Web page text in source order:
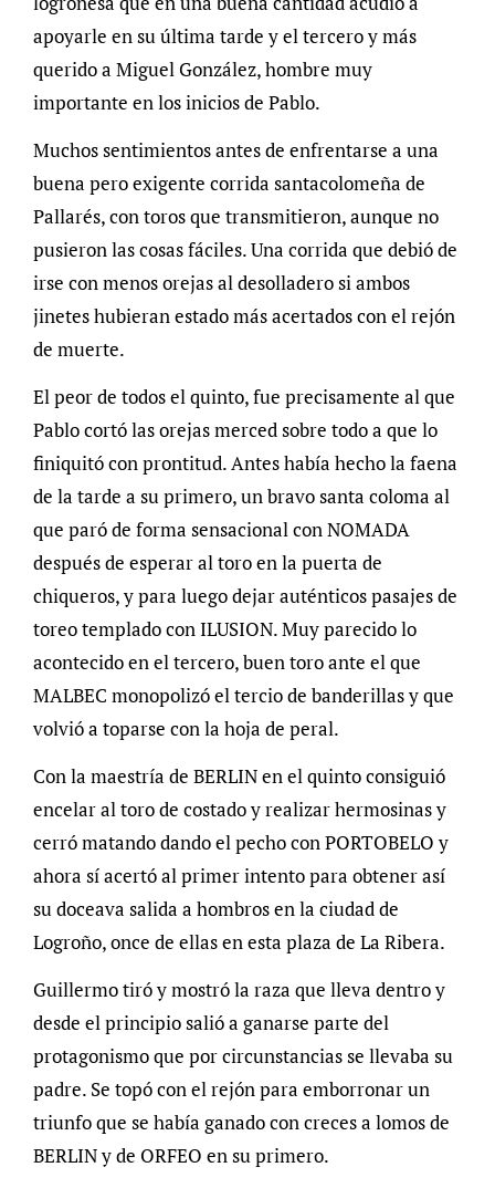
apoyarle en su última tarde y el tercero y más
querido a Miguel González, hombre muy
importante en los inicios de Pablo.
Muchos sentimientos antes de enfrentarse a una
buena pero exigente corrida santacolomeña de
Pallarés, con toros que transmitieron, aunque no
pusieron las cosas fáciles. Una corrida que debió de
irse con menos orejas al desolladero si ambos
jinetes hubieran estado más acertados con el rejón
de muerte.
El peor de todos el quinto, fue precisamente al que
Pablo cortó las orejas merced sobre todo a que lo
finiquitó con prontitud. Antes había hecho la faena
de la tarde a su primero, un bravo santa coloma al
que paró de forma sensacional con NOMADA
después de esperar al toro en la puerta de
chiqueros, y para luego dejar auténticos pasajes de
toreo templado con ILUSION. Muy parecido lo
acontecido en el tercero, buen toro ante el que
MALBEC monopolizó el tercio de banderillas y que
volvió a toparse con la hoja de peral.
Con la maestría de BERLIN en el quinto consiguió
encelar al toro de costado y realizar hermosinas y
cerró matando dando el pecho con PORTOBELO y
ahora sí acertó al primer intento para obtener así
su doceava salida a hombros en la ciudad de
Logroño, once de ellas en esta plaza de La Ribera.
Guillermo tiró y mostró la raza que lleva dentro y
desde el principio salió a ganarse parte del
protagonismo que por circunstancias se llevaba su
padre. Se topó con el rejón para emborronar un
triunfo que se había ganado con creces a lomos de
BERLIN y de ORFEO en su primero.